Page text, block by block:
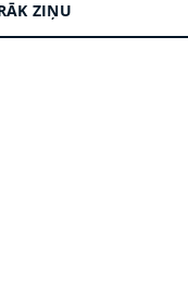
ZIŅU